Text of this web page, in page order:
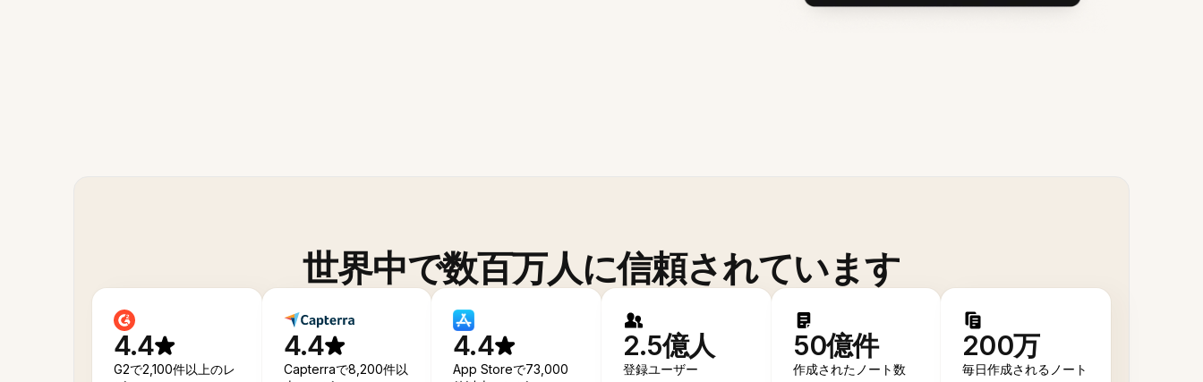
世界中で数百万人に信頼されています
4.4
G2で2,100件以上のレ
4.4
Capterraで8,200件以
4.4
App Storeで73,000
2.5億人
登録ユーザー
50億件
作成されたノート数
200万
毎日作成されるノート